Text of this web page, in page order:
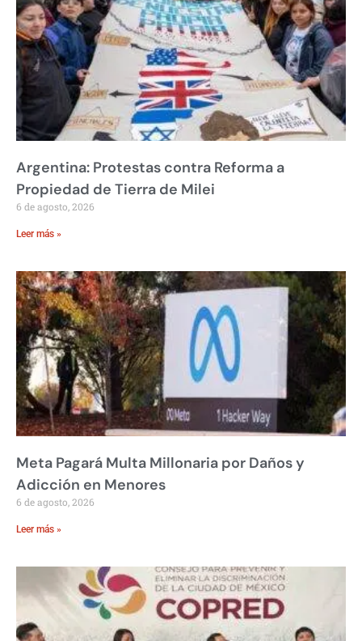
Argentina: Protestas contra Reforma a
Propiedad de Tierra de Milei
6 de agosto, 2026
Leer más »
Meta Pagará Multa Millonaria por Daños y
Adicción en Menores
6 de agosto, 2026
Leer más »